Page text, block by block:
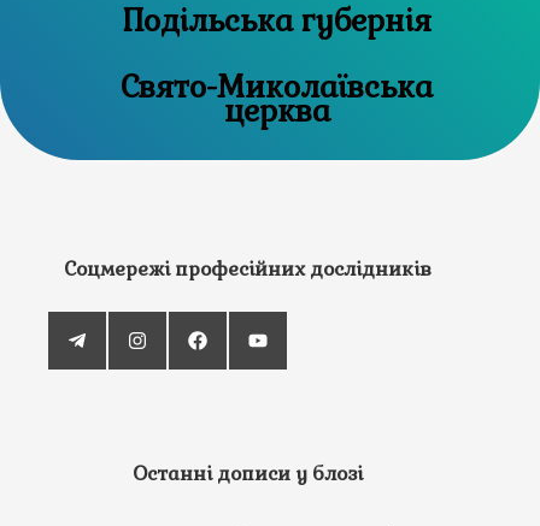
Подільська губернія
Свято-Миколаївська
церква
Соцмережі професійних дослідників
Останні дописи у блозі